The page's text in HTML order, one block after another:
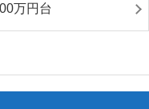
万円台